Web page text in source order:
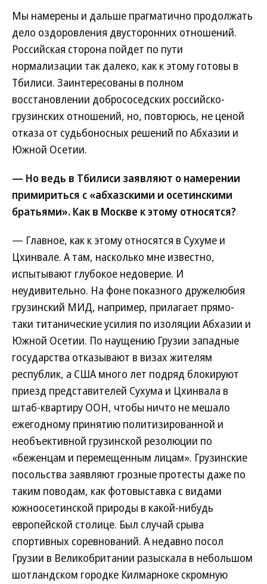
Мы намерены и дальше прагматично продолжать
дело оздоровления двусторонних отношений.
Российская сторона пойдет по пути
нормализации так далеко, как к этому готовы в
Тбилиси. Заинтересованы в полном
восстановлении добрососедских российско-
грузинских отношений, но, повторюсь, не ценой
отказа от судьбоносных решений по Абхазии и
Южной Осетии.
— Но ведь в Тбилиси заявляют о намерении
примириться с «абхазскими и осетинскими
братьями». Как в Москве к этому относятся?
— Главное, как к этому относятся в Сухуме и
Цхинвале. А там, насколько мне известно,
испытывают глубокое недоверие. И
неудивительно. На фоне показного дружелюбия
грузинский МИД, например, прилагает прямо-
таки титанические усилия по изоляции Абхазии и
Южной Осетии. По наущению Грузии западные
государства отказывают в визах жителям
республик, а США много лет подряд блокируют
приезд представителей Сухума и Цхинвала в
штаб-квартиру ООН, чтобы ничто не мешало
ежегодному принятию политизированной и
необъективной грузинской резолюции по
«беженцам и перемещенным лицам». Грузинские
посольства заявляют грозные протесты даже по
таким поводам, как фотовыставка с видами
южноосетинской природы в какой-нибудь
европейской столице. Был случай срыва
спортивных соревнований. А недавно посол
Грузии в Великобритании разыскала в небольшом
шотландском городке Килмарноке скромную